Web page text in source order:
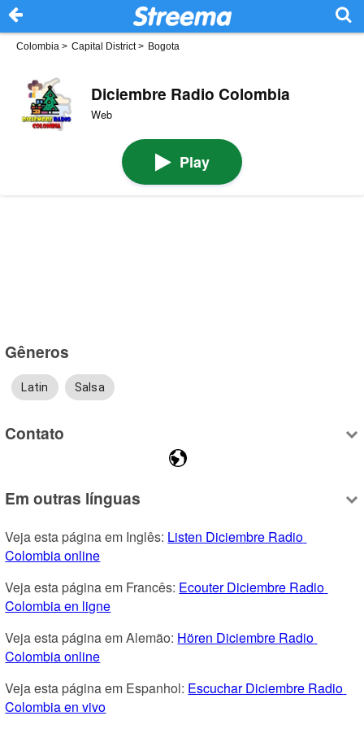
Colombia > Capital District> Bogota
Diciembre Radio Colombia
Web
Play
Gêneros
Latin Salsa
Contato
Em outras línguas
Veja esta página em Inglês: Listen Diciembre Radio
Colombia online
Veja esta página em Francês: Ecouter Diciembre Radio
Colombia en ligne
Veja esta página em Alemão: Hören Diciembre Radio
Colombia online
Veja esta página em Espanhol: Escuchar Diciembre Radio
Colombia en vivo